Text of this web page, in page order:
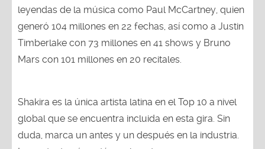
leyendas de la música como Paul McCartney, quien
generó 104 millones en 22 fechas, así como a Justin
Timberlake con 73 millones en 41 shows y Bruno
Mars con 101 millones en 20 recitales.
Shakira es la única artista latina en el Top 10 a nivel
global que se encuentra incluida en esta gira. Sin
duda, marca un antes y un después en la industria.